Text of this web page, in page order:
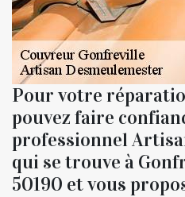
Pour votre
pouvez faire
professionnel
qui se trouve à
50190 et vous